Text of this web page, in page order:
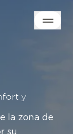
y
la zona de
su